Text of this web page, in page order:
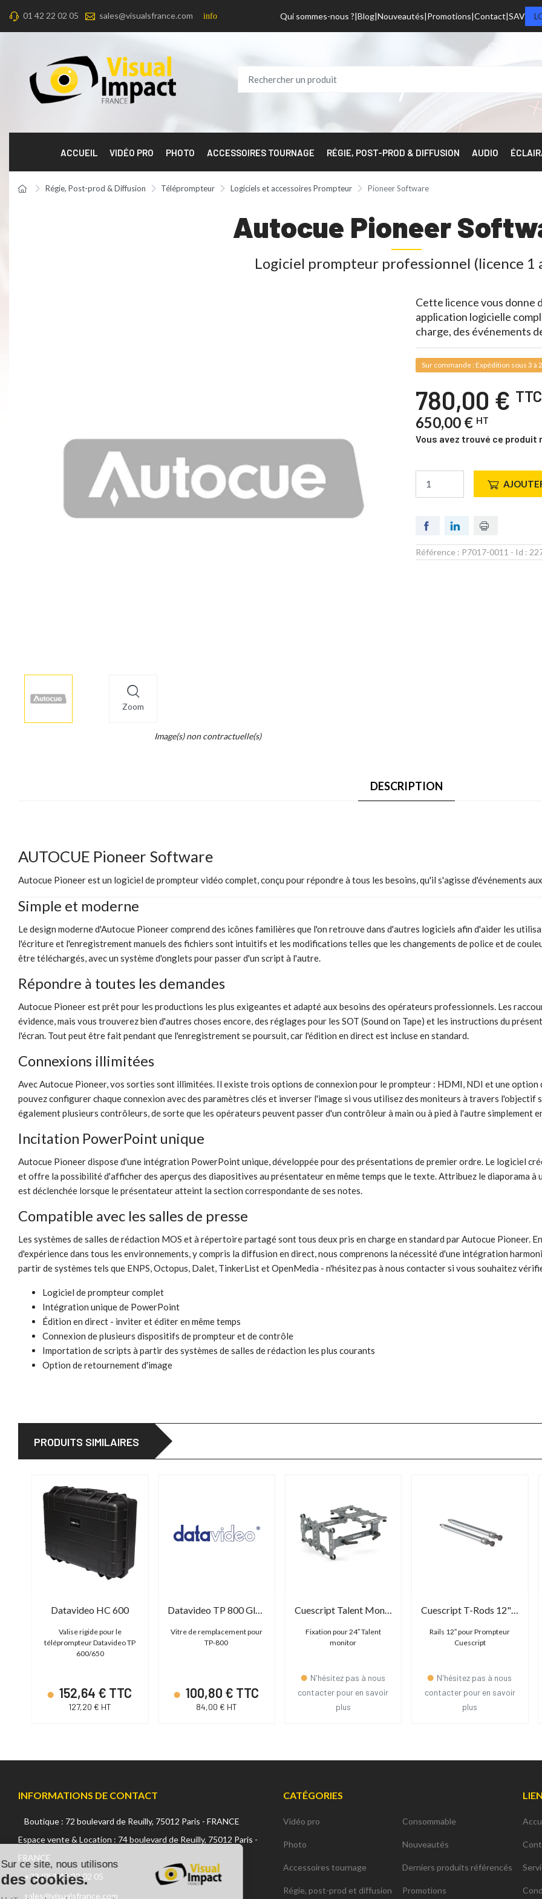
01 42 22 02 05 sales@visualsfrance.com info Qui sommes-nous ? Blog Nouveautés Promotions Contact SAV
ACCUEIL VIDÉO PRO PHOTO ACCESSOIRES TOURNAGE RÉGIE, POST-PROD & DIFFUSION AUDIO
Régie, Post-prod & Diffusion Téléprompteur Logiciels et accessoires Prompteur Pioneer Software
Autocue Pioneer
Logiciel prompteur professionnel (licence 1
Zoom
More
info
Image(s) non contractuelle(s)
Cette licence vous donne
application logicielle
charge, des événements
Sur commande : Expédition sous 3 à
780,00 € TTC
650,00 € HT
Vous avez trouvé ce produit
Référence : P7017-0011 - Id :
DESCRIPTION
AUTOCUE Pioneer Software
Autocue Pioneer est un logiciel de prompteur vidéo complet, conçu pour répondre à tous les besoins, qu'il s'agisse d'événements
Simple et moderne
Le design moderne d'Autocue Pioneer comprend des icônes familières que l'on retrouve dans d'autres logiciels afin d'aider les
l'écriture et l'enregistrement manuels des fichiers sont intuitifs et les modifications telles que les changements de police et de
être téléchargés, avec un système d'onglets pour passer d'un script à l'autre.
Répondre à toutes les demandes
Autocue Pioneer est prêt pour les productions les plus exigeantes et adapté aux besoins des opérateurs professionnels. Les
évidence, mais vous trouverez bien d'autres choses encore, des réglages pour les SOT (Sound on Tape) et les instructions du
l'écran. Tout peut être fait pendant que l'enregistrement se poursuit, car l'édition en direct est incluse en standard.
Connexions illimitées
Avec Autocue Pioneer, vos sorties sont illimitées. Il existe trois options de connexion pour le prompteur : HDMI, NDI et une option
pouvez configurer chaque connexion avec des paramètres clés et inverser l'image si vous utilisez des moniteurs à travers
également plusieurs contrôleurs, de sorte que les opérateurs peuvent passer d'un contrôleur à main ou à pied à l'autre simplement
Incitation PowerPoint unique
Autocue Pioneer dispose d'une intégration PowerPoint unique, développée pour des présentations de premier ordre. Le logiciel
et offre la possibilité d'afficher des aperçus des diapositives au présentateur en même temps que le texte. Attribuez le diaporama
est déclenchée lorsque le présentateur atteint la section correspondante de ses notes.
Compatible avec les salles de presse
Les systèmes de salles de rédaction MOS et à répertoire partagé sont tous deux pris en charge en standard par Autocue Pioneer.
d'expérience dans tous les environnements, y compris la diffusion en direct, nous comprenons la nécessité d'une intégration
partir de systèmes tels que ENPS, Octopus, Dalet, TinkerList et OpenMedia - n'hésitez pas à nous contacter si vous souhaitez
Logiciel de prompteur complet
Intégration unique de PowerPoint
Édition en direct - inviter et éditer en même temps
Connexion de plusieurs dispositifs de prompteur et de contrôle
Importation de scripts à partir des systèmes de salles de rédaction les plus courants
Option de retournement d'image
PRODUITS SIMILAIRES
Datavideo HC 600
Valise rigide pour le
téléprompteur Datavideo TP
600/650
152,64 € TTC
127,20 € HT
Datavideo TP 800 Glass
Vitre de remplacement pour
TP-800
100,80 € TTC
84,00 € HT
Cuescript Talent Monitor Mount 24''
Fixation pour 24″ Talent
monitor
N'hésitez pas à nous
contacter pour en savoir
plus
Cuescript T-Rods 12" with moose bar
Rails 12″ pour Prompteur
Cuescript
N'hésitez pas à nous
contacter pour en savoir
plus
INFORMATIONS DE CONTACT
Boutique : 72 boulevard de Reuilly, 75012 Paris - FRANCE
Espace vente & Location : 74 boulevard de Reuilly, 75012 Paris -
FRANCE
+33 (0) 1 42 22 02 05
sales@visualsfrance.com
CATÉGORIES
Vidéo pro
Photo
Accessoires tournage
Régie, post-prod et diffusion
Consommable
Nouveautés
Derniers produits référencés
Promotions
Sur ce site, nous utilisons
des cookies.